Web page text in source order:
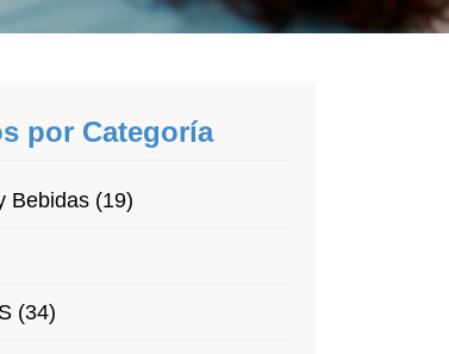
por Categoría
Bebidas (19)
(34)